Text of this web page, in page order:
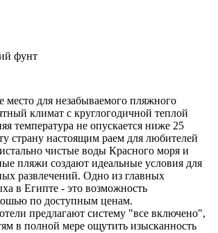
фунт
место для незабываемого пляжного
климат с круглогодичной теплой
температура не опускается ниже 25
страну настоящим раем для любителей
чистые воды Красного моря и
пляжи создают идеальные условия для
развлечений. Одно из главных
в Египте - это возможность
по доступным ценам.
предлагают систему "все включено",
в полной мере ощутить изысканность